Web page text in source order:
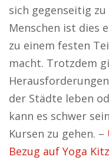
sich gegenseitig
Menschen ist dies
zu einem festen
macht. Trotzdem
der Städte leben
kann es schwer
Kursen zu gehen. –
Bezug auf Yoga